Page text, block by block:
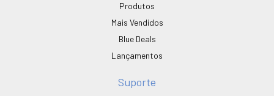
Produtos
Mais Vendidos
Blue Deals
Lançamentos
Suporte